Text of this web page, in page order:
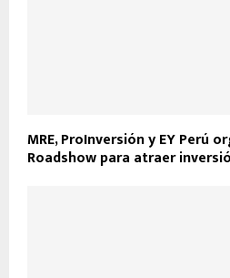
MRE, ProInversión y EY Perú
Roadshow para atraer